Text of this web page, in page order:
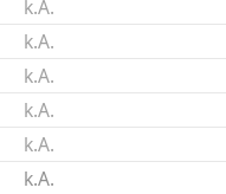
k.A.
k.A.
k.A.
k.A.
k.A.
k.A.